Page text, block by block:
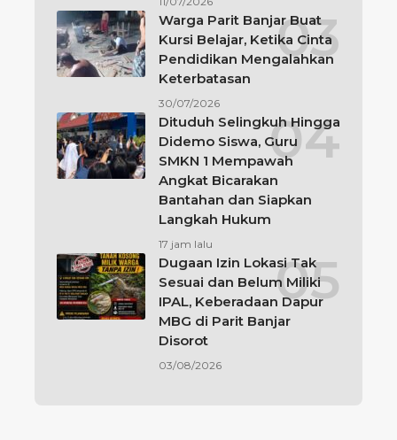
Warga Parit Banjar Buat
Kursi Belajar, Ketika Cinta
Pendidikan Mengalahkan
Keterbatasan
30/07/2026
Dituduh Selingkuh Hingga
Didemo Siswa, Guru
SMKN 1 Mempawah
Angkat Bicarakan
Bantahan dan Siapkan
Langkah Hukum
17 jam lalu
Dugaan Izin Lokasi Tak
Sesuai dan Belum Miliki
IPAL, Keberadaan Dapur
MBG di Parit Banjar
Disorot
03/08/2026